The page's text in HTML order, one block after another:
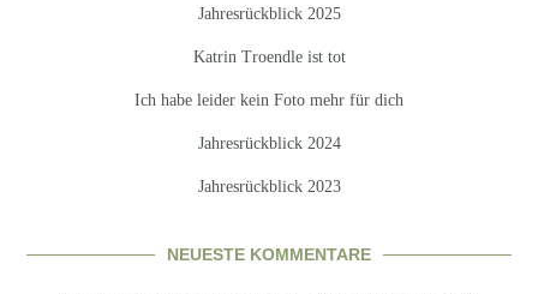
Jahresrückblick 2025
Katrin Troendle ist tot
Ich habe leider kein Foto mehr für dich
Jahresrückblick 2024
Jahresrückblick 2023
NEUESTE KOMMENTARE